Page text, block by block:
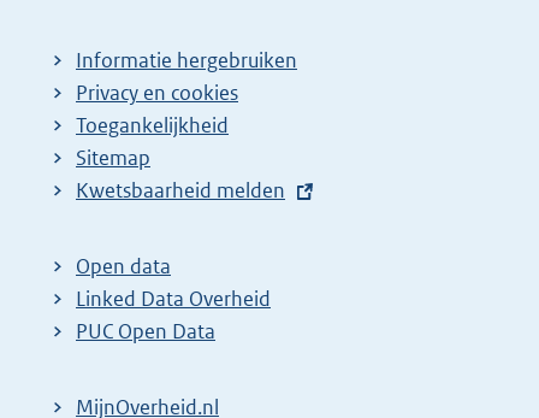
Informatie hergebruiken
Privacy en cookies
Toegankelijkheid
Sitemap
E
t
e
r
Kwetsbaarheid melden
Open data
Linked Data Overheid
PUC Open Data
MijnOverheid.nl